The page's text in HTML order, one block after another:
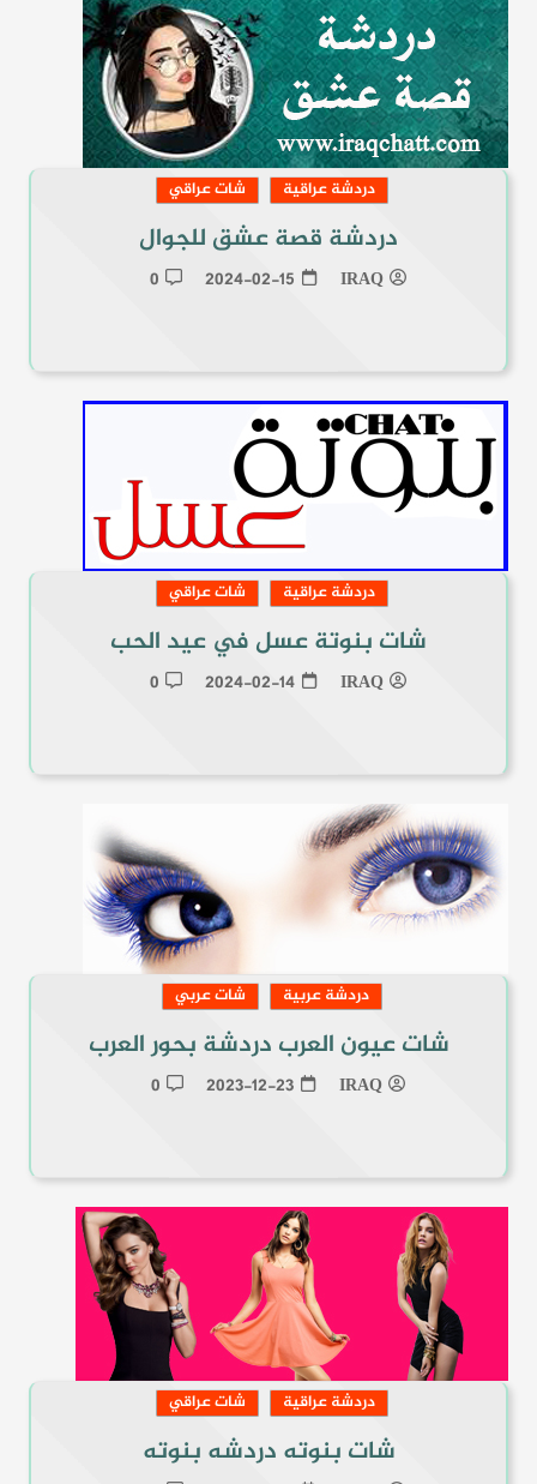
دردشة عراقية شات عراقي
دردشة قصة عشق للجوال
IRAQ
2024-02-15
0
دردشة عراقية شات عراقي
شات بنوتة عسل في عيد الحب
IRAQ
2024-02-14
0
دردشة عربية شات عربي
شات عيون العرب دردشة بحور العرب
IRAQ
2023-12-23
0
دردشة عراقية شات عراقي
شات بنوته دردشه بنوته